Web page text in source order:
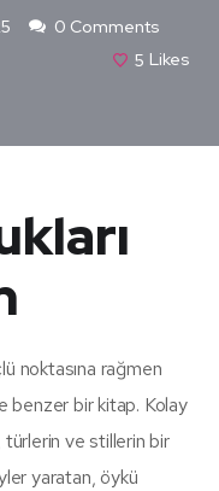
0 Comments
5 Likes
noktasına rağmen
benzer bir kitap. Kolay
ve stillerin bir
yaratan, öykü